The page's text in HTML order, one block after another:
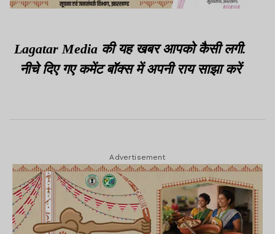
Lagatar Media की यह खबर आपको कैसी लगी.
नीचे दिए गए कमेंट बॉक्स में अपनी राय साझा करें
Advertisement